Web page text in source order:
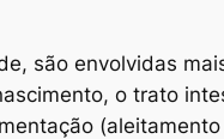
são envolvidas
o trato